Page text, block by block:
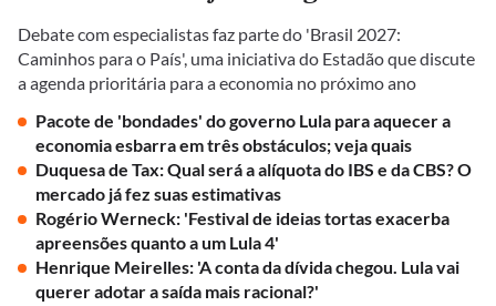
Debate com especialistas faz parte do 'Brasil 2027:
Caminhos para o País', uma iniciativa do Estadão que discute
a agenda prioritária para a economia no próximo ano
Pacote de 'bondades' do governo Lula para aquecer a
economia esbarra em três obstáculos; veja quais
Duquesa de Tax: Qual será a alíquota do IBS e da CBS? O
mercado já fez suas estimativas
Rogério Werneck: 'Festival de ideias tortas exacerba
apreensões quanto a um Lula 4'
Henrique Meirelles: 'A conta da dívida chegou. Lula vai
querer adotar a saída mais racional?'